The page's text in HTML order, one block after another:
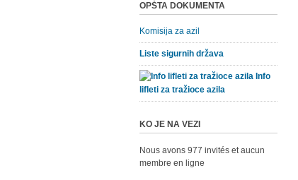
OPŠTA DOKUMENTA
Komisija za azil
Liste sigurnih država
Info
lifleti za tražioce azila
KO JE NA VEZI
Nous avons 977 invités et aucun
membre en ligne